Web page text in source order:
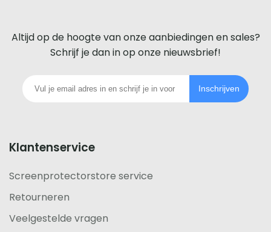
screenprotectors voor deiPhone 14,iPhone 14 Pro,
Mocht je vragen hebben over onze beschermglazen
voor
iedere
telefoon
Altijd op de hoogte van onze aanbiedingen en sales?
Schrijf je dan in op onze nieuwsbrief!
Inschrijven
Klantenservice
Screenprotectorstore service
Retourneren
Veelgestelde vragen